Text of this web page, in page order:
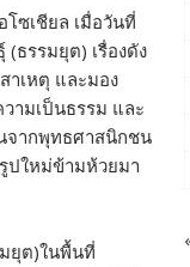
ซเชียล เมื่อวันที่
ธรรมยุต) เรื่องดัง
าเหตุ และมอง
ามเป็นธรรม และ
จากพุทธศาสนิกชน
ปใหม่ข้ามห้วยมา
ยุต)ในพื้นที่